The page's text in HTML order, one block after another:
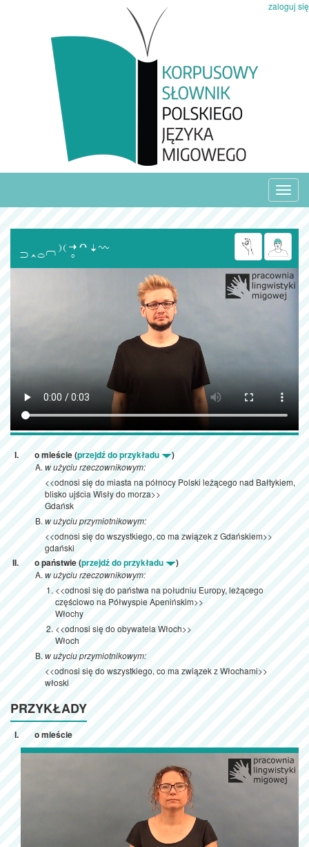
zaloguj się

o mieście (przejdź do przykładu )
w użyciu rzeczownikowym:
<<odnosi się do miasta na północy Polski leżącego nad Bałtykiem,
blisko ujścia Wisły do morza>>
Gdańsk
w użyciu przymiotnikowym:
<<odnosi się do wszystkiego, co ma związek z Gdańskiem>>
gdański
o państwie (przejdź do przykładu )
w użyciu rzeczownikowym:
<<odnosi się do państwa na południu Europy, leżącego
częściowo na Półwyspie Apenińskim>>
Włochy
<<odnosi się do obywatela Włoch>>
Włoch
w użyciu przymiotnikowym:
<<odnosi się do wszystkiego, co ma związek z Włochami>>
włoski
PRZYKŁADY
o mieście